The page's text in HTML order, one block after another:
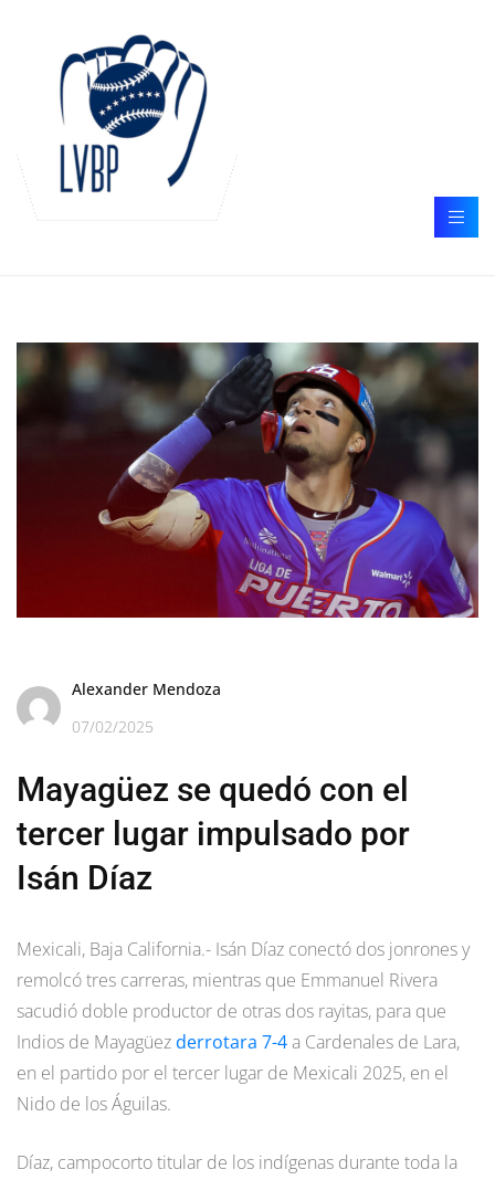
Alexander Mendoza
07/02/2025
Mayagüez se quedó con el
tercer lugar impulsado por
Isán Díaz
Mexicali, Baja California.- Isán Díaz conectó dos jonrones y
remolcó tres carreras, mientras que Emmanuel Rivera
sacudió doble productor de otras dos rayitas, para que
Indios de Mayagüezderrotara 7-4a Cardenales de Lara,
en el partido por el tercer lugar de Mexicali 2025, en el
Nido de los Águilas.
Díaz, campocorto titular de los indígenas durante toda la